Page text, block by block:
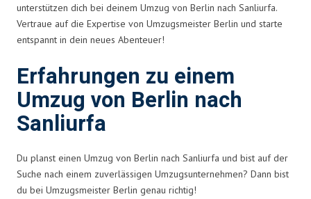
unterstützen dich bei deinem Umzug von Berlin nach Sanliurfa.
Vertraue auf die Expertise von Umzugsmeister Berlin und starte
entspannt in dein neues Abenteuer!
Erfahrungen zu einem
Umzug von Berlin nach
Sanliurfa
Du planst einen Umzug von Berlin nach Sanliurfa und bist auf der
Suche nach einem zuverlässigen Umzugsunternehmen? Dann bist
du bei Umzugsmeister Berlin genau richtig!